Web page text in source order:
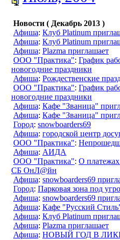
Новости ( Декабрь 2013 )
Афиша: Клуб Platinum
Афиша: Клуб Platinum
Афиша: Plazma приглашает
ООО "Практика": График
новогодние праздники
Афиша: Рождественские
ООО "Практика": График
новогодние праздники
Афиша: Кафе "Званица"
Афиша: Кафе "Званица"
Город: snowboarders69
Афиша: городской центр
ООО "Практика":
Афиша: АИДА
ООО "Практика": О платежах
СБ ОнЛ@йн
Афиша: snowboarders69
Город: Парковая зона под
Афиша: snowboarders69
Афиша: Кафе "Русский
Афиша: Клуб Platinum
Афиша: Plazma приглашает
Афиша: НОВЫЙ ГОД В